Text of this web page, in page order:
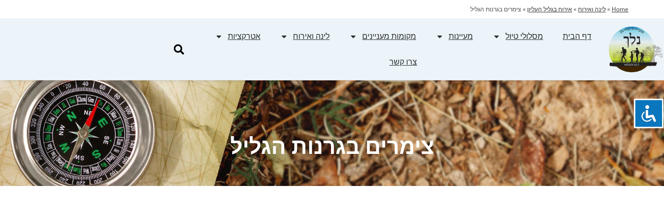
Home
»לינה ואירוח » אירוח בגליל העליון » צימרים בגרנות הגליל
דף הבית מסלולי טיול מעיינות מקומות מעניינים לינה ואירוח אטרקציות
צרו קשר
צימרים בגרנות הגליל